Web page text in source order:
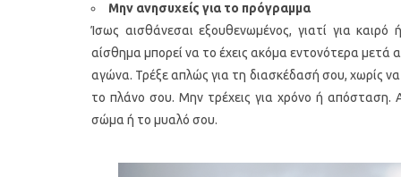
Mην ανησυχείς για το πρόγραμμα
Ίσως αισθάνεσαι εξουθενωμένος, γιατί για
αίσθημα μπορεί να το έχεις ακόμα εντονότερα μετά
αγώνα. Τρέξε απλώς για τη διασκέδασή σου, χωρίς
το πλάνο σου. Μην τρέχεις για χρόνο ή απόσταση.
σώμα ή το μυαλό σου.